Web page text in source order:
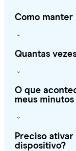
Como manter
Quantas
O que
meus
Preciso
dispositivo?